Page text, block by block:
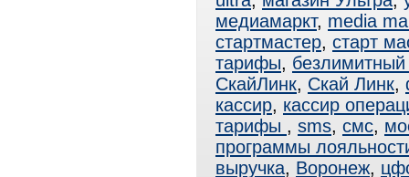
медиамаркт, media
стартмастер, старт
тарифы,
СкайЛинк, Скай Линк,
кассир, кассир
тарифы , sms, смс,
программы
выручка, Воронеж,